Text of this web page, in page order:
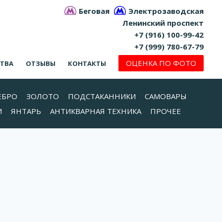
Беговая
Электрозаводская
Ленинский проспект
+7 (916) 100-99-42
+7 (999) 780-67-79
ОТЗЫВЫ КОНТАКТЫ ОЦЕНКА ПО ФОТО
ЗОЛОТО ПОДСТАКАННИКИ
САМОВАРЫ
ЯНТАРЬ АНТИКВАРНАЯ ТЕХНИКА ПРОЧЕЕ